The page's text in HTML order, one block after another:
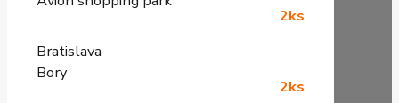
2ks
Bratislava
Bory
2ks